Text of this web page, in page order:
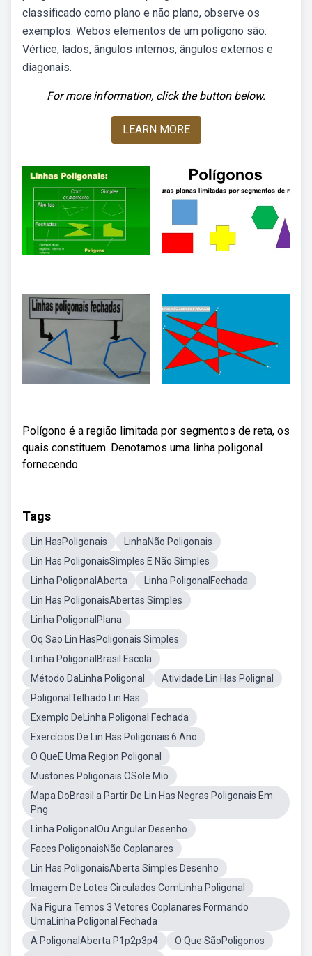
classificado como plano e não plano, observe os
exemplos: Webos elementos de um polígono são:
Vértice, lados, ângulos internos, ângulos externos e
diagonais.
For more information, click the button below.
LEARN MORE
Polígono é a região limitada por segmentos de reta, os
quais constituem. Denotamos uma linha poligonal
fornecendo.
Tags
Lin HasPoligonais
LinhaNão Poligonais
Lin Has PoligonaisSimples E Não Simples
Linha PoligonalAberta
Linha PoligonalFechada
Lin Has PoligonaisAbertas Simples
Linha PoligonalPlana
Oq Sao Lin HasPoligonais Simples
Linha PoligonalBrasil Escola
Método DaLinha Poligonal
Atividade Lin Has Polignal
PoligonalTelhado Lin Has
Exemplo DeLinha Poligonal Fechada
Exercícios De Lin Has Poligonais 6 Ano
O QueE Uma Region Poligonal
Mustones Poligonais OSole Mio
Mapa DoBrasil a Partir De Lin Has Negras Poligonais Em
Png
Linha PoligonalOu Angular Desenho
Faces PoligonaisNão Coplanares
Lin Has PoligonaisAberta Simples Desenho
Imagem De Lotes Circulados ComLinha Poligonal
Na Figura Temos 3 Vetores Coplanares Formando
UmaLinha Poligonal Fechada
A PoligonalAberta P1p2p3p4
O Que SãoPoligonos